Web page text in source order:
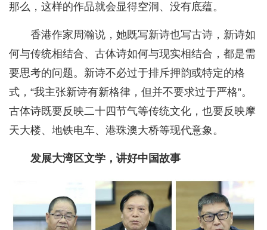
那么，这样的作品就会显得空洞、没有底蕴。
香港作家周瀚说，她既写新诗也写古诗，新诗如
何与传统相结合、古体诗如何与现实相结合，都是需
要思考的问题。新诗不必过于排斥押韵或特定的格
式，“我主张新诗有新格律，但并不要求过于严格”。
古体诗既要反映二十四节气等传统文化，也要反映摩
天大楼、地铁电车、港珠澳大桥等现代意象。
发展大湾区文学，讲好中国故事